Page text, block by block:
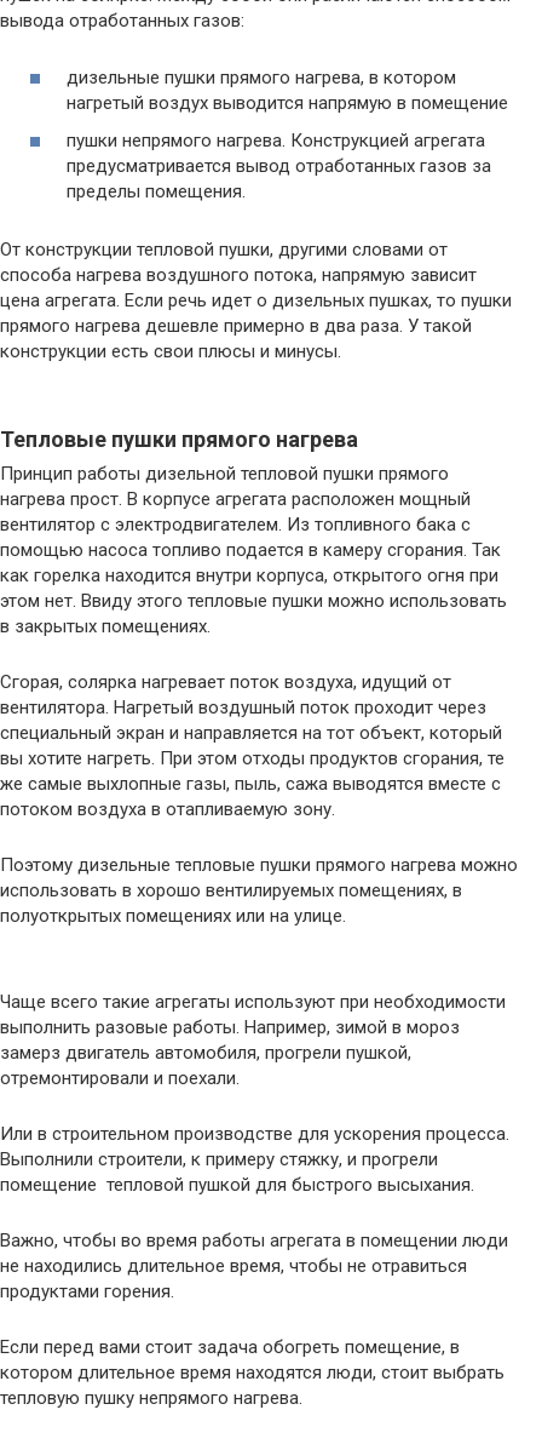
вывода отработанных газов:
дизельные пушки прямого нагрева, в котором
нагретый воздух выводится напрямую в помещение
пушки непрямого нагрева. Конструкцией агрегата
предусматривается вывод отработанных газов за
пределы помещения.
От конструкции тепловой пушки, другими словами от
способа нагрева воздушного потока, напрямую зависит
цена агрегата. Если речь идет о дизельных пушках, то пушки
прямого нагрева дешевле примерно в два раза. У такой
конструкции есть свои плюсы и минусы.
Тепловые пушки прямого нагрева
Принцип работы дизельной тепловой пушки прямого
нагрева прост. В корпусе агрегата расположен мощный
вентилятор с электродвигателем. Из топливного бака с
помощью насоса топливо подается в камеру сгорания. Так
как горелка находится внутри корпуса, открытого огня при
этом нет. Ввиду этого тепловые пушки можно использовать
в закрытых помещениях.
Сгорая, солярка нагревает поток воздуха, идущий от
вентилятора. Нагретый воздушный поток проходит через
специальный экран и направляется на тот объект, который
вы хотите нагреть. При этом отходы продуктов сгорания, те
же самые выхлопные газы, пыль, сажа выводятся вместе с
потоком воздуха в отапливаемую зону.
Поэтому дизельные тепловые пушки прямого нагрева можно
использовать в хорошо вентилируемых помещениях, в
полуоткрытых помещениях или на улице.
Чаще всего такие агрегаты используют при необходимости
выполнить разовые работы. Например, зимой в мороз
замерз двигатель автомобиля, прогрели пушкой,
отремонтировали и поехали.
Или в строительном производстве для ускорения процесса.
Выполнили строители, к примеру стяжку, и прогрели
помещение тепловой пушкой для быстрого высыхания.
Важно, чтобы во время работы агрегата в помещении люди
не находились длительное время, чтобы не отравиться
продуктами горения.
Если перед вами стоит задача обогреть помещение, в
котором длительное время находятся люди, стоит выбрать
тепловую пушку непрямого нагрева.